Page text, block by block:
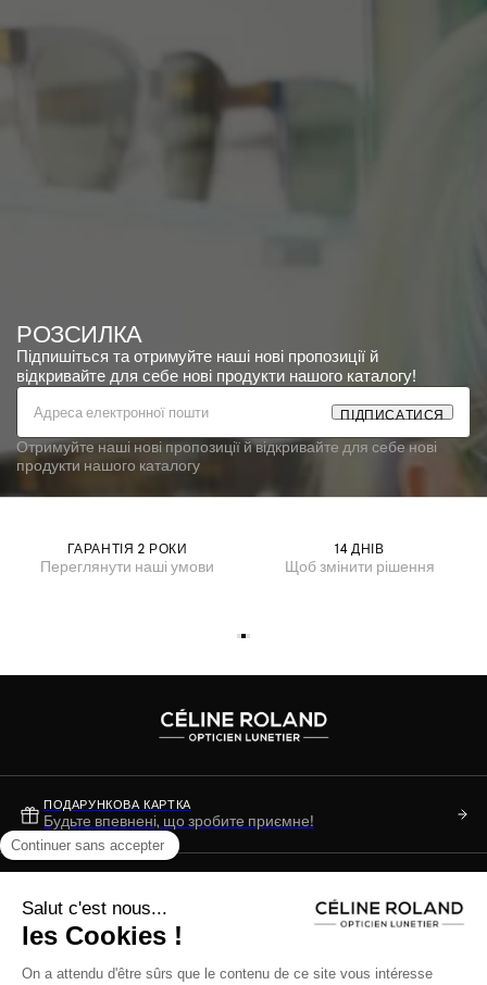
РОЗСИЛКА
Підпишіться та отримуйте наші нові пропозиції й
відкривайте для себе нові продукти нашого каталогу!
ПІДПИСАТИСЯ
Отримуйте наші нові пропозиції й відкривайте для себе нові
продукти нашого каталогу
ГАРАНТІЯ 2 РОКИ
Переглянути наші умови
14 ДНІВ
Щоб змінити рішення
ПОДАРУНКОВА КАРТКА
Будьте впевнені, що зробите приємне!
Перегляньте наш розділ FAQ
З понеділка по суботу з 10:00 до 13:00 - 14:00 до 17:00 або